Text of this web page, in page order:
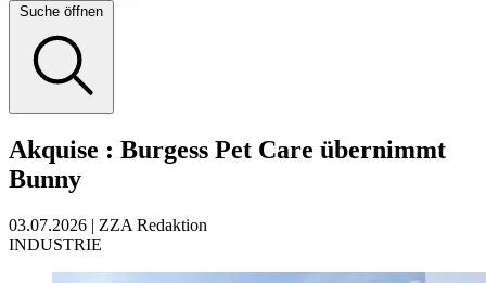
Suche öffnen
Akquise : Burgess Pet Care übernimmt
Bunny
03.07.2026 | ZZA Redaktion
INDUSTRIE